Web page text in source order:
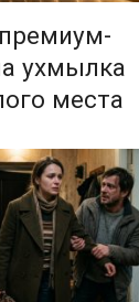
ухмылка
места